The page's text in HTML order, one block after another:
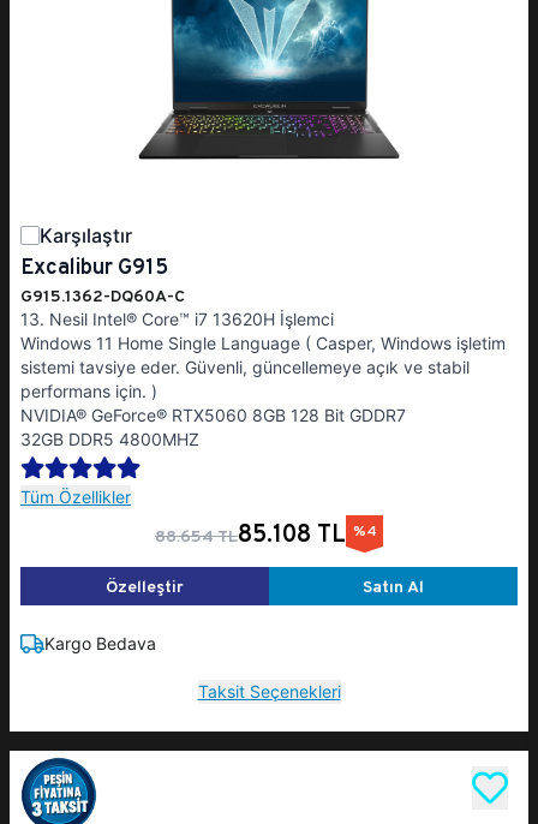
Karşılaştır
Excalibur G915
G915.1362-DQ60A-C
13. Nesil Intel® Core™ i7 13620H İşlemci
Windows 11 Home Single Language ( Casper, Windows işletim
sistemi tavsiye eder. Güvenli, güncellemeye açık ve stabil
performans için. )
NVIDIA® GeForce® RTX5060 8GB 128 Bit GDDR7
32GB DDR5 4800MHZ
Tüm Özellikler
88.654 TL85.108 TL %4
Özelleştir Satın Al
Kargo Bedava
Taksit Seçenekleri